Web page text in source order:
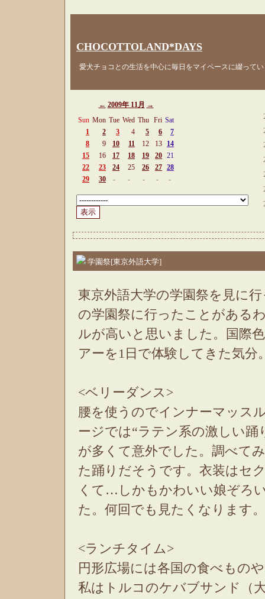
CHOCOTTOLAND*DAYS
愛犬チョコとの生活を中心に毎日をマイペースに綴ってい
← 2009年 11月 →
Sun Mon Tue Wed Thu Fri Sat
1
2 3 4 5 6
7
8
9 10 11 12 13
14
15
16 17 18 19 20 21
22
23 24 25 26 27 28
29
30 - - - - -
学園祭[東京外語大学]
東京外語大学の学園祭を見に
の学園祭に行ったことがある
ルが高いと思いました。国際
アーを1日で体験してきた気
<ベリーダンス>
腰を使うのでインナーマッス
ージでは“ラテン系の激しい
が多くて意外でした。調べて
た踊りだそうです。衣装はセ
くて…しかもかわいい娘ぞろ
た。何回でも見たくなります
<ランチタイム>
円形広場には各国の食べもの
私はトルコのケバブサンド（